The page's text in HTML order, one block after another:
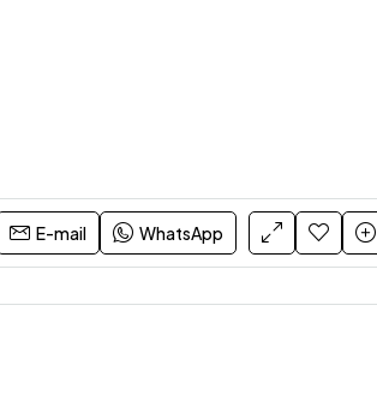
E-mail WhatsApp